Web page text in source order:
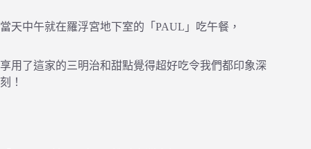
當天中午就在羅浮宮地下室的「PAUL」吃午餐，
享用了這家的三明治和甜點覺得超好吃令我們都印象深
刻！